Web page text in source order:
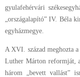
gyulafehérvári
„országalapító” IV. Béla
egyházmegye.
A XVI. század meghozta
Luther Márton reformját,
három „bevett vallást”